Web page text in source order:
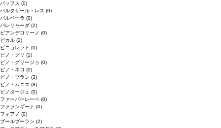
バッフス (0)
バルタザール・レス (0)
バルベーラ (0)
パレリャーダ (2)
ピアンデロリーノ (0)
ビカル (2)
ピニョレット (0)
ピノ・グリ (1)
ピノ・グリージョ (0)
ピノ・ネロ (0)
ピノ・ブラン (3)
ピノ・ムニエ (8)
ピノタージュ (0)
ファーバーレーベ (0)
ファランギーナ (0)
フィアノ (0)
ブールブーラン (2)